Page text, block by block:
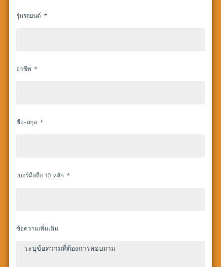
รุ่นรถยนต์
อาชีพ
ชื่อ-สกุล
เบอร์มือถือ 10 หลัก
ข้อความเพิ่มเติม